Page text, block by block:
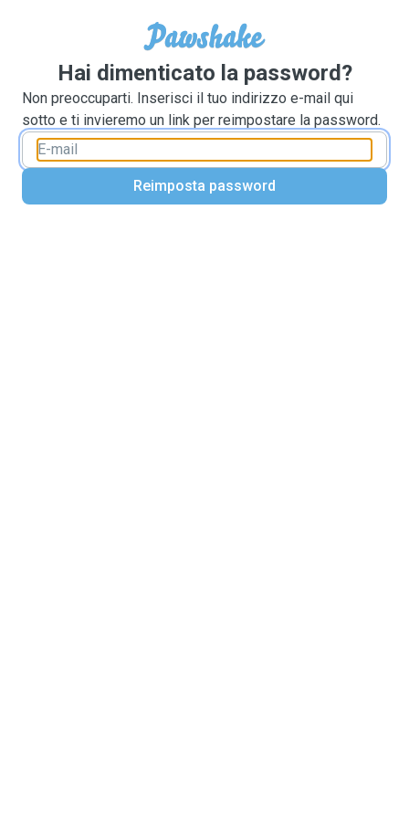
Hai dimenticato la password?
Non preoccuparti. Inserisci il tuo indirizzo e-mail qui
sotto e ti invieremo un link per reimpostare la password.
Reimposta password